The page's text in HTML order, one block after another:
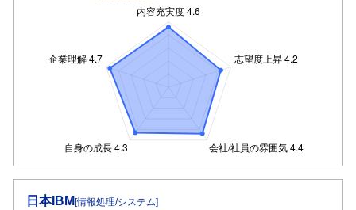
日本IBM[情報処理/システム]